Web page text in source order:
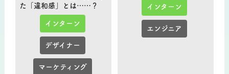
た「違和感」とは……？
インターン
デザイナー
マーケティング
インターン
エンジニア